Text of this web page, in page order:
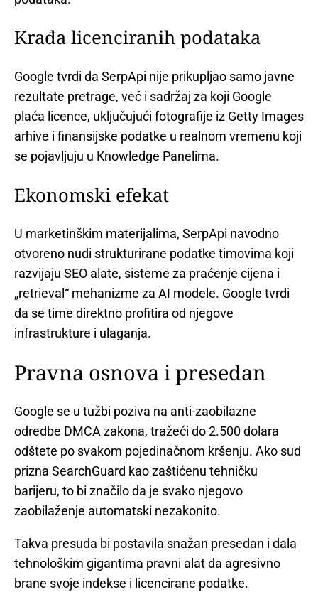
Krađa licenciranih podataka
Google tvrdi da SerpApi nije prikupljao samo javne
rezultate pretrage, već i sadržaj za koji Google
plaća licence, uključujući fotografije iz Getty Images
arhive i finansijske podatke u realnom vremenu koji
se pojavljuju u Knowledge Panelima.
Ekonomski efekat
U marketinškim materijalima, SerpApi navodno
otvoreno nudi strukturirane podatke timovima koji
razvijaju SEO alate, sisteme za praćenje cijena i
„retrieval“ mehanizme za AI modele. Google tvrdi
da se time direktno profitira od njegove
infrastrukture i ulaganja.
Pravna osnova i presedan
Google se u tužbi poziva na anti-zaobilazne
odredbe DMCA zakona, tražeći do 2.500 dolara
odštete po svakom pojedinačnom kršenju. Ako sud
prizna SearchGuard kao zaštićenu tehničku
barijeru, to bi značilo da je svako njegovo
zaobilaženje automatski nezakonito.
Takva presuda bi postavila snažan presedan i dala
tehnološkim gigantima pravni alat da agresivno
brane svoje indekse i licencirane podatke.